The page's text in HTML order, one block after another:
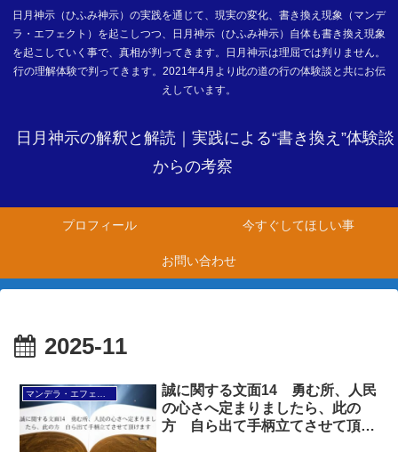
日月神示（ひふみ神示）の実践を通じて、現実の変化、書き換え現象（マンデ
ラ・エフェクト）を起こしつつ、日月神示（ひふみ神示）自体も書き換え現象
を起こしていく事で、真相が判ってきます。日月神示は理屈では判りません。
行の理解体験で判ってきます。2021年4月より此の道の行の体験談と共にお伝
えしています。
日月神示の解釈と解読｜実践による“書き換え”体験談
からの考察
プロフィール 今すぐしてほしい事
お問い合わせ
2025-11
誠に関する文面14 勇む所、人民
の心さへ定まりましたら、此の
方 自ら出て手柄立てさせて頂け